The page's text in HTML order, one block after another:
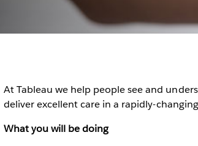
At Tableau we help people see and
deliver excellent care in a rapidly-
What you will be doing